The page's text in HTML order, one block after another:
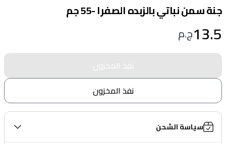
جنة سمن نباتي بالزبده الصفرا -55 جم
13.5ج.م
نفذ المخزون
نفذ المخزون
سياسة الشحن